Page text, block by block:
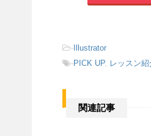
- Illustrator
-PICK UP, レッスン紹
関連記事